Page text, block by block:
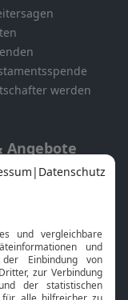
werden
Angebote
App
TV
Online-Bibel